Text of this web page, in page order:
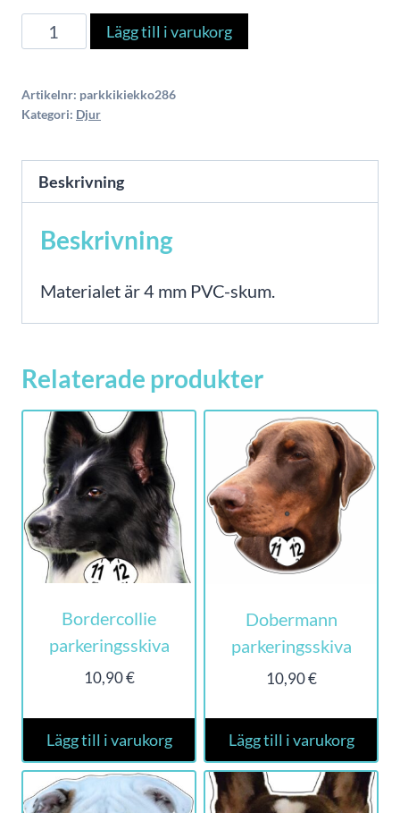
Corgi
pembroke
parkeringsskiva
Lägg till i varukorg
Artikelnr: parkkikiekko286
Kategori: Djur
Beskrivning
Beskrivning
Materialet är 4 mm PVC-skum.
Relaterade produkter
Bordercollie
parkeringsskiva
10,90€
Lägg till i varukorg
Dobermann
parkeringsskiva
10,90€
Lägg till i varukorg